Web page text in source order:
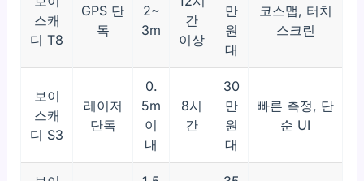
스캐
디 T8
GPS 단
독
2~
3m
간
이상
만
원
대
코스맵, 터치
스크린
보이
스캐
디 S3
레이저
단독
0.
5m
이
내
8시
간
30
만
원
대
빠른 측정, 단
순 UI